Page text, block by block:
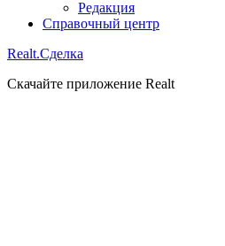
Редакция
Справочный центр
Realt.Сделка
Скачайте приложение Realt